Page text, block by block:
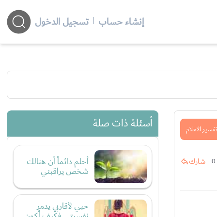
إنشاء حساب | تسجيل الدخول
تفسير الاحلام
0 شارك
أسئلة ذات صلة
أحلم دائماً أن هنالك
شخص يراقبني
حبي لأقاربي يدمر